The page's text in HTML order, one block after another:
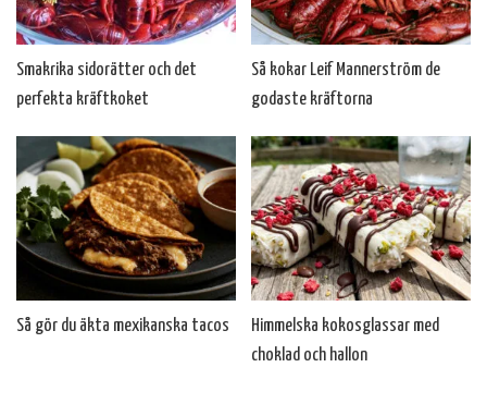
Smakrika sidorätter och det
perfekta kräftkoket
Så kokar Leif Mannerström de
godaste kräftorna
Så gör du äkta mexikanska tacos
Himmelska kokosglassar med
choklad och hallon